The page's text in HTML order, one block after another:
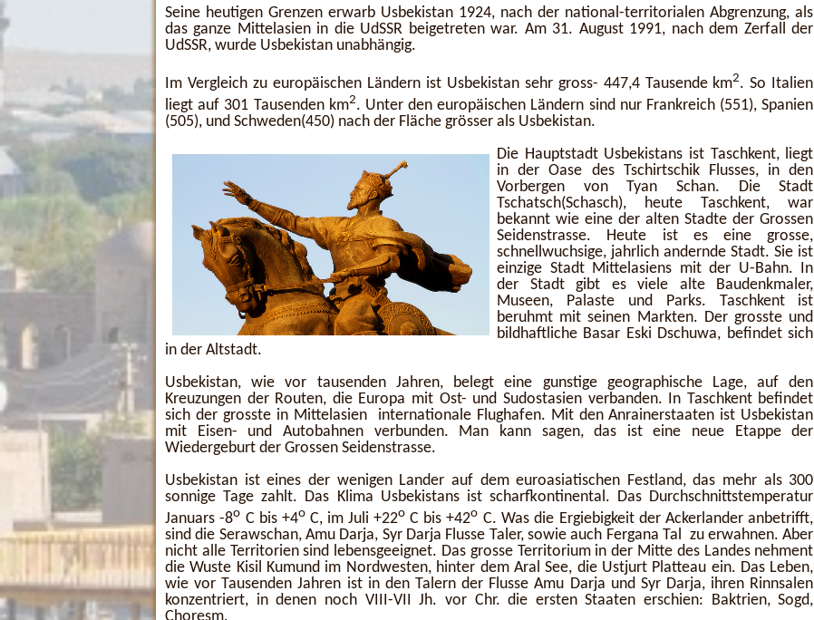
Seine heutigen Grenzen erwarb Usbekistan 1924, nach der national-territorialen Abgrenzung, als
das ganze Mittelasien in die UdSSR beigetreten war. Am 31. August 1991, nach dem Zerfall der
UdSSR, wurde Usbekistan unabhängig.
Im Vergleich zu europäischen Ländern ist Usbekistan sehr gross- 447,4 Tausende km2. So Italien
liegt auf 301 Tausenden km2. Unter den europäischen Ländern sind nur Frankreich (551), Spanien
(505), und Schweden(450) nach der Fläche grösser als Usbekistan.
Die Hauptstadt Usbekistans ist Taschkent, liegt
in der Oase des Tschirtschik Flusses, in den
Vorbergen von Tyan Schan. Die Stadt
Tschatsch(Schasch), heute Taschkent, war
bekannt wie eine der alten Stadte der Grossen
Seidenstrasse. Heute ist es eine grosse,
schnellwuchsige, jahrlich andernde Stadt. Sie ist
einzige Stadt Mittelasiens mit der U-Bahn. In
der Stadt gibt es viele alte Baudenkmaler,
Museen, Palaste und Parks. Taschkent ist
beruhmt mit seinen Markten. Der grosste und
bildhaftliche Basar Eski Dschuwa, befindet sich
in der Altstadt.
Usbekistan, wie vor tausenden Jahren, belegt eine gunstige geographische Lage, auf den
Kreuzungen der Routen, die Europa mit Ost- und Sudostasien verbanden. In Taschkent befindet
sich der grosste in Mittelasien internationale Flughafen. Mit den Anrainerstaaten ist Usbekistan
mit Eisen- und Autobahnen verbunden. Man kann sagen, das ist eine neue Etappe der
Wiedergeburt der Grossen Seidenstrasse.
Usbekistan ist eines der wenigen Lander auf dem euroasiatischen Festland, das mehr als 300
sonnige Tage zahlt. Das Klima Usbekistans ist scharfkontinental. Das Durchschnittstemperatur
Januars -8o C bis +4o C, im Juli +22o C bis +42o C. Was die Ergiebigkeit der Ackerlander anbetrifft,
sind die Serawschan, Amu Darja, Syr Darja Flusse Taler, sowie auch Fergana Tal zu erwahnen. Aber
nicht alle Territorien sind lebensgeeignet. Das grosse Territorium in der Mitte des Landes nehment
die Wuste Kisil Kumund im Nordwesten, hinter dem Aral See, die Ustjurt Platteau ein. Das Leben,
wie vor Tausenden Jahren ist in den Talern der Flusse Amu Darja und Syr Darja, ihren Rinnsalen
konzentriert, in denen noch VIII-VII Jh. vor Chr. die ersten Staaten erschien: Baktrien, Sogd,